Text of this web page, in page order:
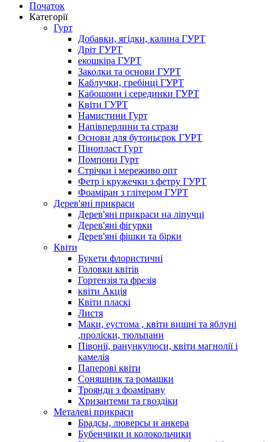
Початок
Категорії
Гурт
Добавки, ягідки, калина ГУРТ
Дріт ГУРТ
екошкіра ГУРТ
Заколки та основи ГУРТ
Каблучки, гребінці ГУРТ
Кабошони і серединки ГУРТ
Квіти ГУРТ
Намистини Гурт
Напівперлини та стрази
Основи для бутоньєрок ГУРТ
Пінопласт Гурт
Помпони Гурт
Стрічки і мереживо опт
Фетр і кружечки з фетру ГУРТ
Фоаміран з глітером ГУРТ
Дерев'яні прикраси
Дерев'яні прикраси на ліпучці
Дерев'яні фігурки
Дерев'яні фішки та бірки
Квіти
Букети флористичні
Головки квітів
Гортензія та фрезія
квіти Акція
Квіти пласкі
Листя
Маки, еустома , квіти вишні та яблуні
,проліски, тюльпани
Півонії, ранункулюси, квіти магнолії і
камелія
Паперові квіти
Соняшник та ромашки
Троянди з фоамірану
Хризантеми та гвоздіки
Металеві прикраси
Брадсы, люверсы и анкера
Бубенчики и колокольчики